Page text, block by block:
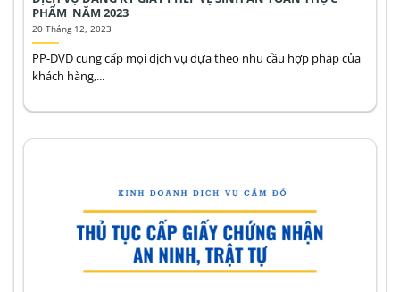
PHẨM NĂM 2023
20 Tháng 12, 2023
PP-DVD cung cấp mọi dịch vụ dựa theo nhu cầu hợp pháp của
khách hàng,...